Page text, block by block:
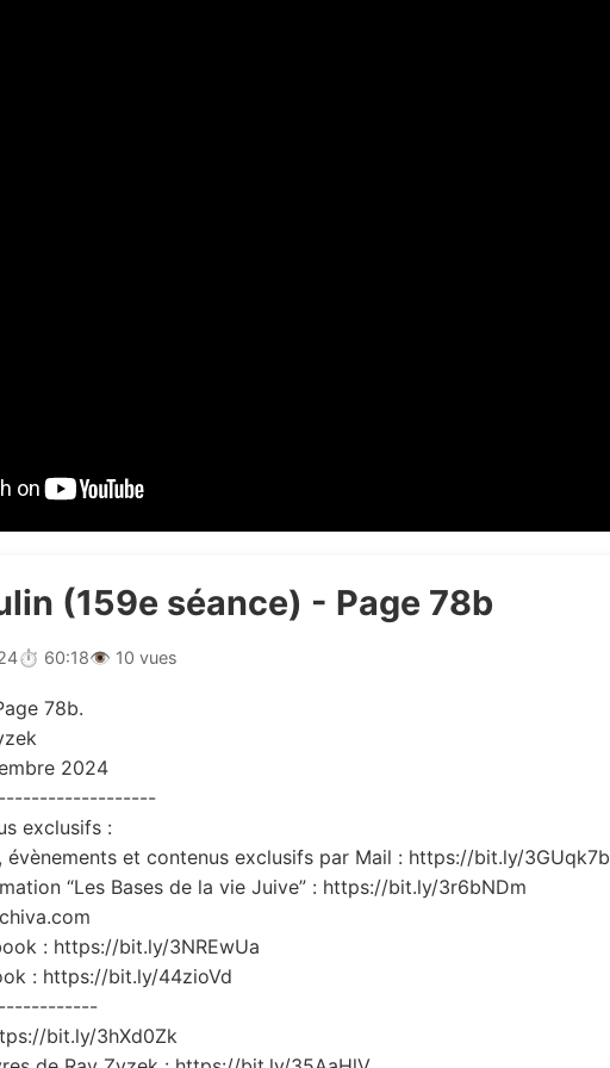
(159e séance) - Page 78b
⏱ 60:18👁 10 vues
78b.
2024
exclusifs :
évènements et contenus exclusifs par Mail : https://bit.ly/3GUqk7b
“Les Bases de la vie Juive” : https://bit.ly/3r6bNDm
: https://bit.ly/3NREwUa
: https://bit.ly/44zioVd
bit.ly/3hXd0Zk